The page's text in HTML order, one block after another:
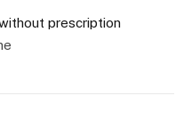
prescription